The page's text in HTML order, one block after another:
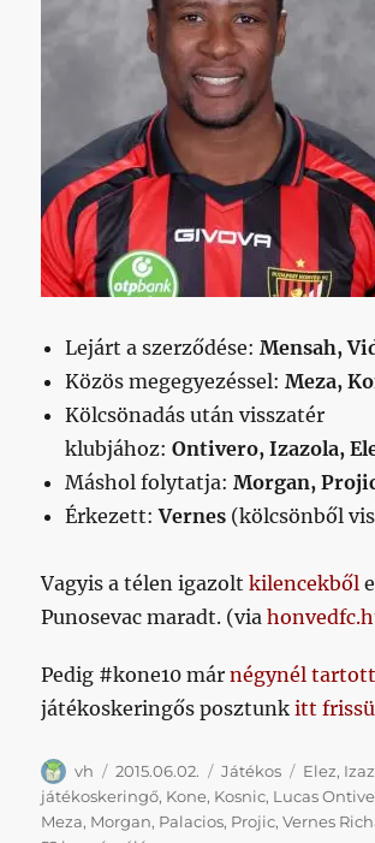
Lejárt a szerződése:Mensah,
Közös megegyezéssel:Meza,
Kölcsönadás után visszatér
klubjához:Ontivero, Izazola,
Máshol folytatja:Morgan,
Érkezett:Vernes (kölcsönből
Vagyis a télen igazoltkilencekből
Punosevac maradt. (via
Pedig #kone10 márnégynél tartott
játékoskeringős posztunkitt
Szerző
vh Közzétéve
2015.06.02. Kategória
Játékos Címke
Elez,
játékoskeringő, Kone, Kosnic, Lucas
Meza, Morgan, Palacios, Projic,Vernes